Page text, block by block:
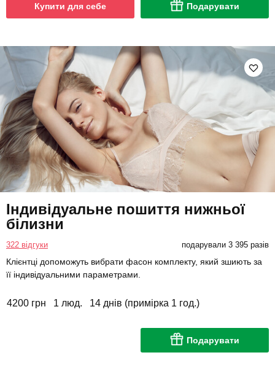
Купити для себе Подарувати
Індивідуальне пошиття нижньої
білизни
322 відгуки подарували 3 395 разів
Клієнтці допоможуть вибрати фасон комплекту, який зшиють за
її індивідуальними параметрами.
4200 грн 1 люд. 14 днів (примірка 1 год.)
Подарувати